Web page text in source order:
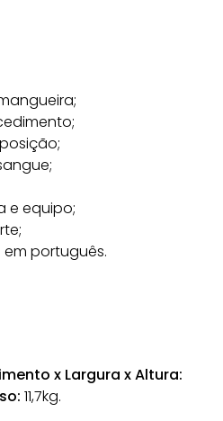
e equipo;
português.
x Largura x Altura:
11,7kg.